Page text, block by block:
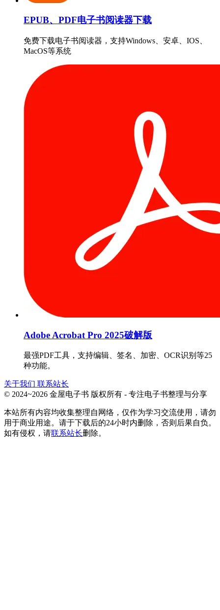
EPUB、PDF电子书阅读器下载
免费下载电子书阅读器，支持Windows、安卓、IOS、
MacOS等系统
Adobe Acrobat Pro 2025破解版
最强PDF工具，支持编辑、签名、加密、OCR识别等25
种功能。
关于我们 联系站长
© 2024~2026 金屋电子书 版权所有 - 专注电子书整理与分享
本站所有内容均收集整理自网络，仅作为学习交流使用，请勿
用于商业用途。请于下载后的24小时内删除，否则后果自负。
如有侵权，请联系站长删除。